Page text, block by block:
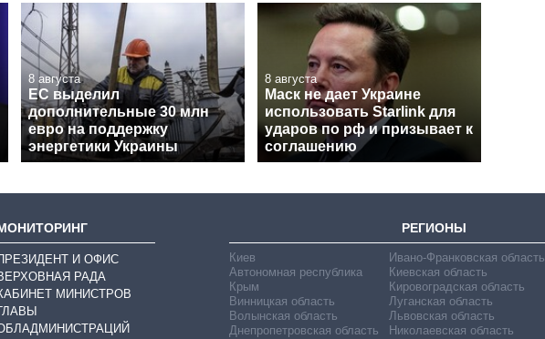
8 августа
ЕС выделил
дополнительные 30 млн
евро на поддержку
энергетики Украины
8 августа
Маск не дает Украине
использовать Starlink для
ударов по рф и призывает к
соглашению
И ОФИС
РАДА
МИНИСТРОВ
РЕГИОНЫ
Киев
Автономная республика
Крым
Винницкая область
Волынская область
Днепропетровская область
Ивано-Франковская область
Киевская область
Кировоградская область
Луганская область
Львовская область
Николаевская область